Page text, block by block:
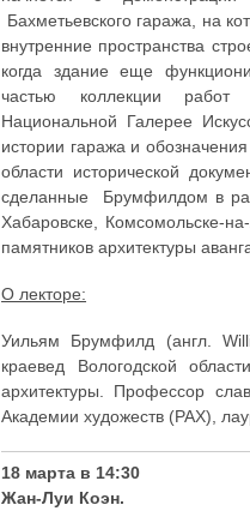
Бахметьевского гаража, на
внутренние пространства
когда здание еще
частью коллекции
Национальной Галерее
истории гаража и
области исторической
сделанные Брумфилдом в
Хабаровске, Комсомольске-
памятников архитектуры
О лекторе:
Уильям Брумфилд (англ.
краевед Вологодской
архитектуры. Профессор
Академии художеств (РАХ),
18 марта в 14:30
Жан-Луи Коэн.